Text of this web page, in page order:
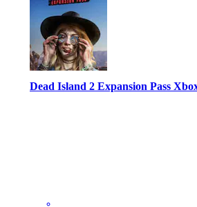
Dead Island 2 Expansion Pass